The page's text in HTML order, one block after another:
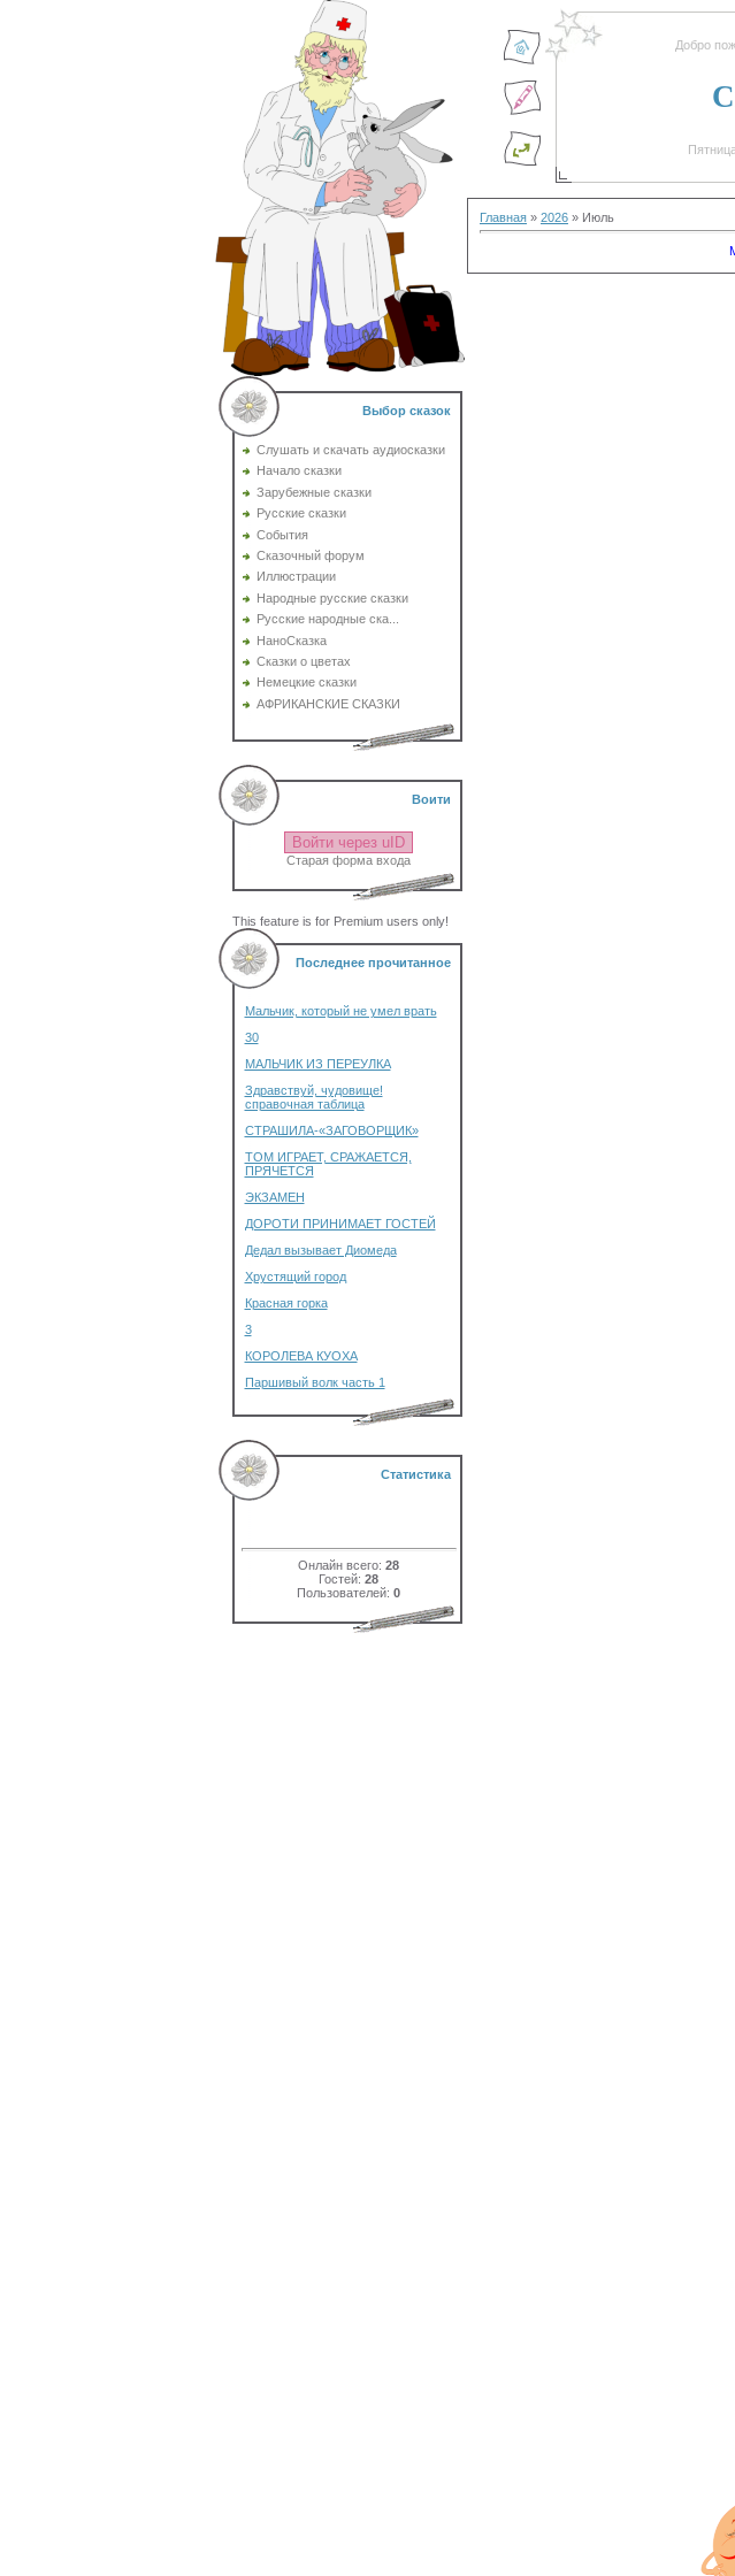
Выбор сказок
Слушать и скачать аудиосказки
Начало сказки
Зарубежные сказки
Русские сказки
События
Сказочный форум
Иллюстрации
Народные русские сказки
Русские народные ска...
НаноСказка
Сказки о цветах
Немецкие сказки
АФРИКАНСКИЕ СКАЗКИ
Воити
Войти через uID
Старая форма входа
This feature is for Premium users only!
Последнее прочитанное
Мальчик, который не умел врать
30
МАЛЬЧИК ИЗ ПЕРЕУЛКА
Здравствуй, чудовище!
справочная таблица
СТРАШИЛА-«ЗАГОВОРЩИК»
ТОМ ИГРАЕТ, СРАЖАЕТСЯ,
ПРЯЧЕТСЯ
ЭКЗАМЕН
ДОРОТИ ПРИНИМАЕТ ГОСТЕЙ
Дедал вызывает Диомеда
Хрустящий город
Красная горка
3
КОРОЛЕВА КУОХА
Паршивый волк часть 1
Статистика
Онлайн всего: 28
Гостей: 28
Пользователей: 0
Добро
Главная » 2026 » Июль